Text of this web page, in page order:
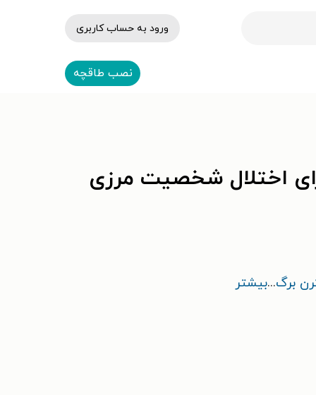
ورود به حساب کاربری
نصب طاقچه
اختلال شخصیت مرزی
برگ...بیشتر